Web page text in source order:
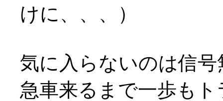
けに、、、）
気に入らないのは信
急車来るまで一歩も